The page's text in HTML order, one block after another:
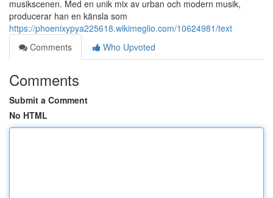
musikscenen. Med en unik mix av urban och modern musik,
producerar han en känsla som
https://phoenixypya225618.wikimeglio.com/10624981/text
Comments
Who Upvoted
Comments
Submit a Comment
No HTML